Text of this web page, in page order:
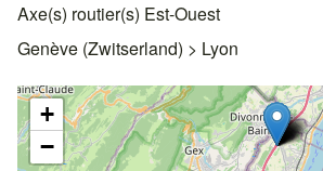
Axe(s) routier(s) Est-Ouest
Genève (Zwitserland) > Lyon
+
−